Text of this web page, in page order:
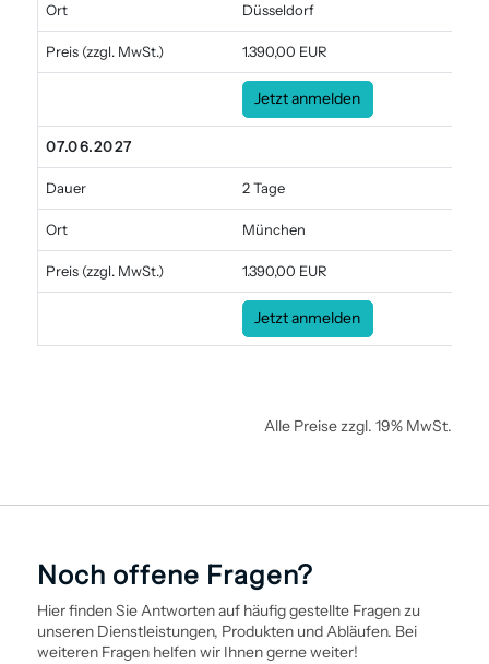
Ort Düsseldorf
Preis (zzgl. MwSt.) 1.390,00 EUR
Jetzt anmelden
07.06.2027
Dauer 2 Tage
Ort München
Preis (zzgl. MwSt.) 1.390,00 EUR
Jetzt anmelden
Alle Preise zzgl. 19% MwSt.
Noch offene Fragen?
Hier finden Sie Antworten auf häufig gestellte Fragen zu
unseren Dienstleistungen, Produkten und Abläufen. Bei
weiteren Fragen helfen wir Ihnen gerne weiter!